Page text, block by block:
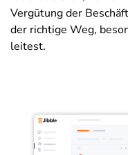
Vergütung der
der richtige Weg,
leitest.